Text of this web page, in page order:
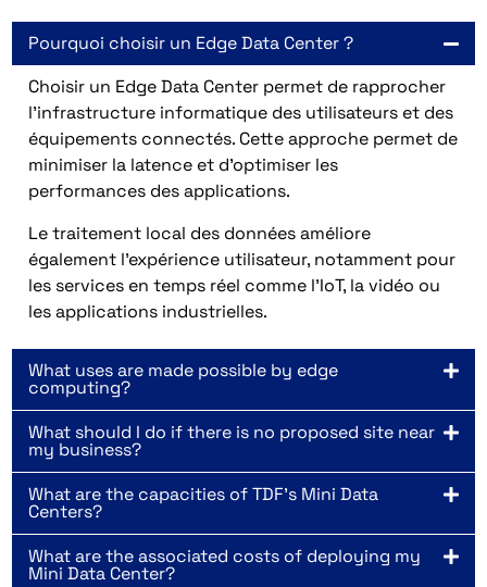
Pourquoi choisir un Edge Data Center ?
Choisir un Edge Data Center permet de rapprocher
l’infrastructure informatique des utilisateurs et des
équipements connectés. Cette approche permet de
minimiser la latence et d’optimiser les
performances des applications.
Le traitement local des données améliore
également l’expérience utilisateur, notamment pour
les services en temps réel comme l’IoT, la vidéo ou
les applications industrielles.
What uses are made possible by edge
computing?
What should I do if there is no proposed site near
my business?
What are the capacities of TDF's Mini Data
Centers?
What are the associated costs of deploying my
Mini Data Center?